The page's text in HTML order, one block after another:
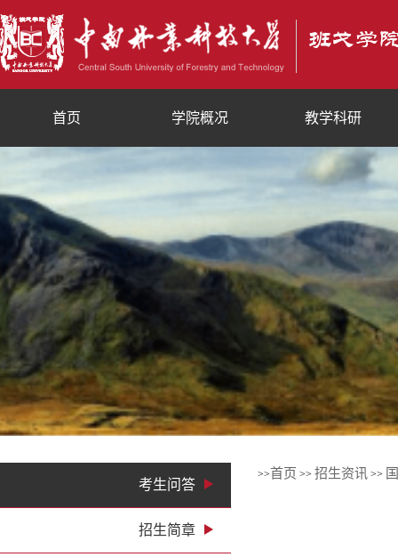
首页 学院概况 教学科研
考生问答
招生简章
>>首页 >> 招生资讯 >>